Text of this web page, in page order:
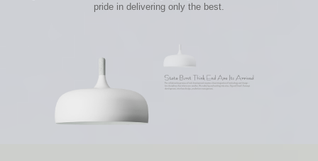
pride in delivering only the best.